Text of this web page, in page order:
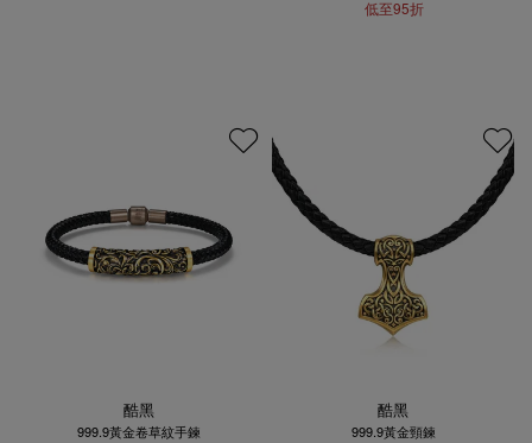
低至95折
酷黑
999.9黃金卷草紋手鍊
酷黑
999.9黃金頸鍊